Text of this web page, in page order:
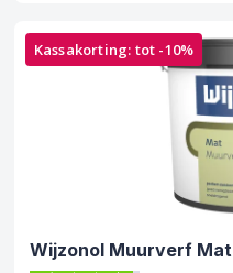
Kassakorting: tot -10%
Wijzonol Muurverf Mat